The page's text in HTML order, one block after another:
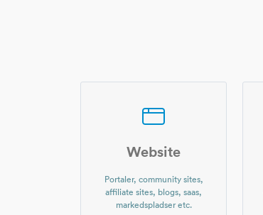
Website
Portaler, community sites,
affiliate sites, blogs, saas,
markedspladser etc.